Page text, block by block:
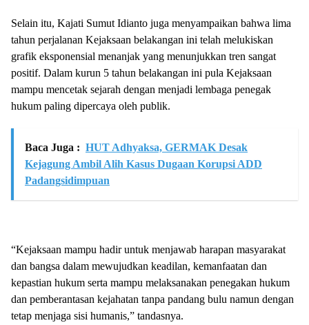
Selain itu, Kajati Sumut Idianto juga menyampaikan bahwa lima
tahun perjalanan Kejaksaan belakangan ini telah melukiskan
grafik eksponensial menanjak yang menunjukkan tren sangat
positif. Dalam kurun 5 tahun belakangan ini pula Kejaksaan
mampu mencetak sejarah dengan menjadi lembaga penegak
hukum paling dipercaya oleh publik.
Baca Juga : HUT Adhyaksa, GERMAK Desak
Kejagung Ambil Alih Kasus Dugaan Korupsi ADD
Padangsidimpuan
“Kejaksaan mampu hadir untuk menjawab harapan masyarakat
dan bangsa dalam mewujudkan keadilan, kemanfaatan dan
kepastian hukum serta mampu melaksanakan penegakan hukum
dan pemberantasan kejahatan tanpa pandang bulu namun dengan
tetap menjaga sisi humanis,” tandasnya.